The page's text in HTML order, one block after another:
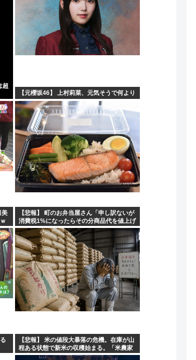
超
【元櫻坂46】 上村莉菜、元気そうで何より
美
【悲報】 町のお弁当屋さん「申し訳ないが
消費税1%になったらその分商品代を値上げ
するわ」
【悲報】 米の値段大暴落の危機。在庫が山
程ある状態で新米の収穫始まる。「米農家
が生活できない」